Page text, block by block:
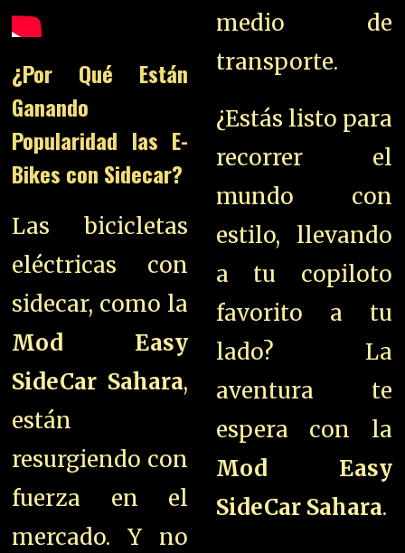
¿Por Qué Están
Ganando
Popularidad las E-
Bikes con Sidecar?
Las bicicletas
eléctricas con
sidecar, como la
Mod Easy
SideCar Sahara,
están
resurgiendo con
fuerza en el
mercado. Y no
medio de
transporte.
¿Estás listo para
recorrer el
mundo con
estilo, llevando
a tu copiloto
favorito a tu
lado? La
aventura te
espera con la
Mod Easy
SideCar Sahara.